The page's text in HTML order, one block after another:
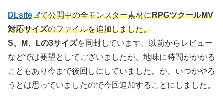
DLsite で公開中の全モンスター素材にRPGツクールMV
対応サイズのファイルを追加しました。
S、M、Lの3サイズを同封しています。以前からレビュー
などでは要望としてございましたが、地味に時間がかかる
こともあり今まで後回しにしていました。が、いつかやろ
うとは思っていましたので今回追加することにしました。